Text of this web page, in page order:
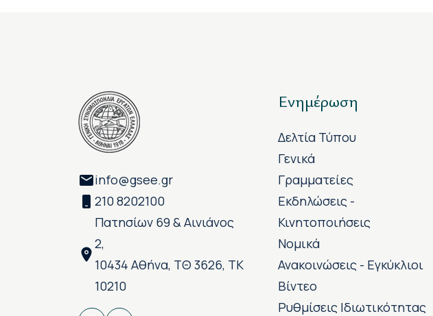
info@gsee.gr
210 8202100
Πατησίων 69 & Αινιάνος
2,
10434 Αθήνα, ΤΘ 3626, ΤΚ
10210
Ενημέρωση
Δελτία Τύπου
Γενικά
Γραμματείες
Εκδηλώσεις -
Κινητοποιήσεις
Νομικά
Ανακοινώσεις - Εγκύκλιοι
Βίντεο
Ρυθμίσεις Ιδιωτικότητας